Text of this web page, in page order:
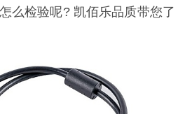
么检验呢? 凯佰乐品质带您了